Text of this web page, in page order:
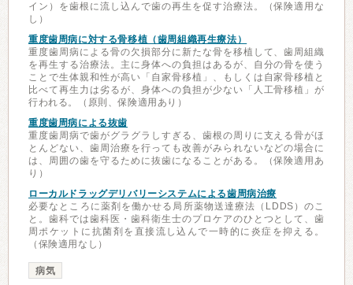
イン）を歯根に流し込んで歯の再生を促す治療法。（保険適用な
し）
重度歯周病に対する骨移植（歯周組織再生療法）
重度歯周病による骨の欠損部分に新たな骨を移植して、歯周組織
を再生する治療法。主に身体への負担はあるが、自分の骨を使う
ことで生体親和性が高い「自家骨移植」、もしくは自家骨移植と
比べて再生力は劣るが、身体への負担が少ない「人工骨移植」が
行われる。（原則、保険適用あり）
重度歯周病による抜歯
重度歯周病で歯がグラグラしすぎる、歯根の周りに支える骨がほ
とんどない、歯周治療を行っても改善がみられないなどの場合に
は、周囲の歯を守るために抜歯になることがある。（保険適用あ
り）
ローカルドラッグデリバリーシステムによる歯周病治療
必要なところに薬剤を働かせる局所薬物送達療法（LDDS）のこ
と。歯科では歯科医・歯科衛生士のプロケアのひとつとして、歯
周ポケットに抗菌剤を直接流し込んで一時的に炎症を抑える。
（保険適用なし）
病気